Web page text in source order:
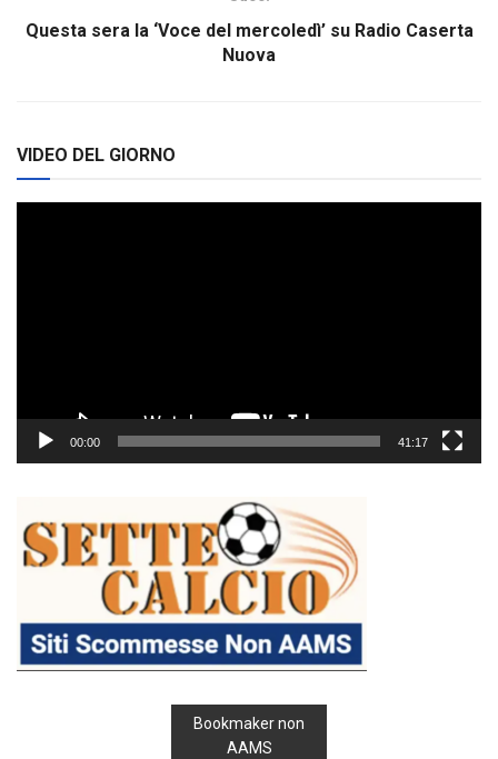
Questa sera la ‘Voce del mercoledì’ su Radio Caserta
Nuova
VIDEO DEL GIORNO
00:00 41:17
Bookmaker non
AAMS